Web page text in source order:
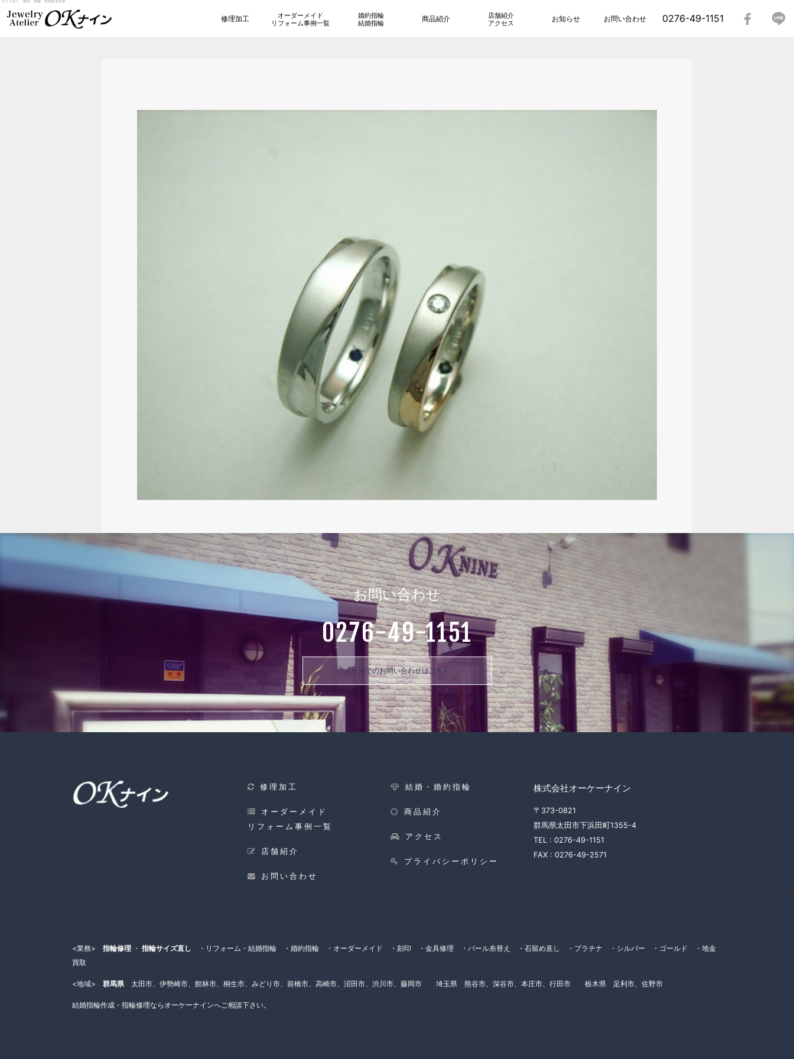
サイズ直し 修理 指輪 群馬県太田市
0276-49-1151
お問い合わせ
お知らせ
店舗紹介
アクセス
商品紹介
婚約指輪
結婚指輪
オーダーメイド
リフォーム事例一覧
修理加工
お問い合わせ
0276-49-1151
メールでのお問い合わせはこちら
修理加工
オーダーメイド
リフォーム事例一覧
店舗紹介
お問い合わせ
結婚・婚約指輪
商品紹介
アクセス
プライバシーポリシー
株式会社オーケーナイン
〒373-0821
群馬県太田市下浜田町1355-4
TEL : 0276-49-1151
FAX : 0276-49-2571
<業務> 指輪修理 ・ 指輪サイズ直し ・リフォーム・結婚指輪 ・婚約指輪 ・オーダーメイド ・刻印 ・金具修理 ・パール糸替え ・石留め直し ・プラチナ ・シルバー ・ゴールド ・地金
買取
<地域> 群馬県 太田市、伊勢崎市、館林市、桐生市、みどり市、前橋市、高崎市、沼田市、渋川市、藤岡市 埼玉県 熊谷市、深谷市、本庄市、行田市 栃木県 足利市、佐野市
結婚指輪作成・指輪修理ならオーケーナインへご相談下さい。